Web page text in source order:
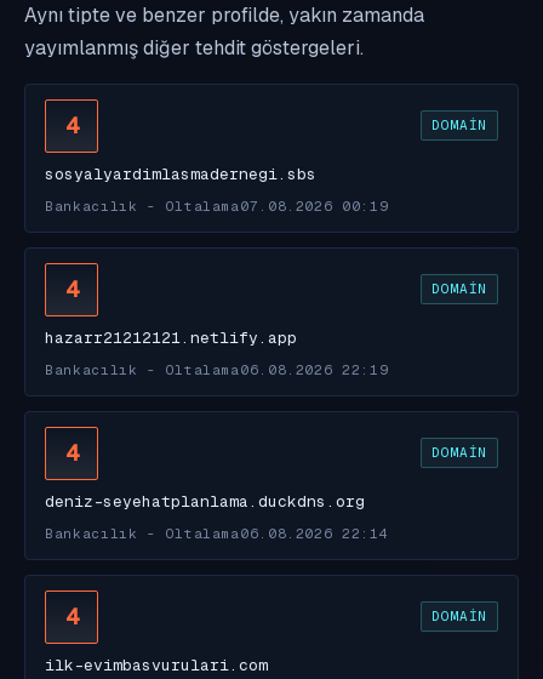
Aynı tipte ve benzer profilde, yakın zamanda
yayımlanmış diğer tehdit göstergeleri.
4 DOMAIN
sosyalyardimlasmadernegi.sbs
Bankacılık - Oltalama 07.08.2026 00:19
4 DOMAIN
hazarr21212121.netlify.app
Bankacılık - Oltalama 06.08.2026 22:19
4 DOMAIN
deniz-seyehatplanlama.duckdns.org
Bankacılık - Oltalama 06.08.2026 22:14
4 DOMAIN
ilk-evimbasvurulari.com